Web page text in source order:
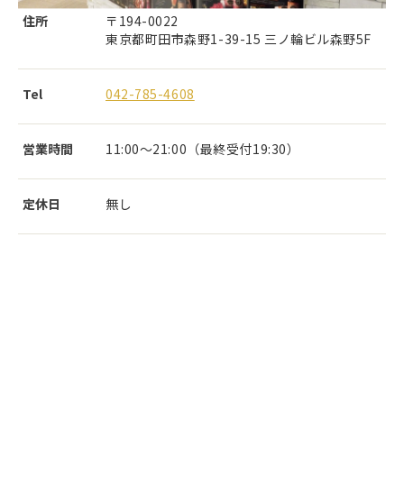
住所
〒194-0022
東京都町田市森野1-39-15 三ノ輪ビル森野5F
Tel 042-785-4608
営業時間 11:00～21:00（最終受付19:30）
定休日 無し